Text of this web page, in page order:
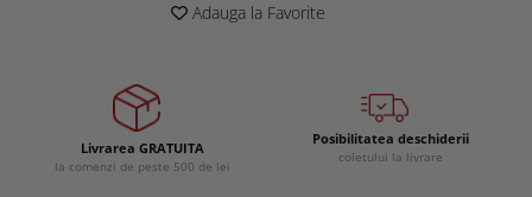
Casti si antifoane protectieAdauga la Favorite
Livrarea GRATUITA
la comenzi de peste 500 de lei
Posibilitatea deschiderii
coletului la livrare